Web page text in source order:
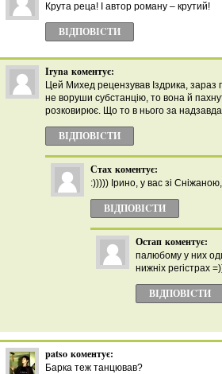
Крута реца! І автор роману – крутий!
ВІДПОВІCТИ
Iryna коментує:
Цей Михед рецензував Іздрика, зараз
не воруши субстанцію, то вона й
розковирює. Що то в нього за
ВІДПОВІCТИ
Стах коментує:
:))))) Ірино, у вас зі
ВІДПОВІCТИ
Остап коментує:
палюбому у них
нижніх регістрах
ВІДПОВІCТИ
patso коментує:
Барка теж танцював?